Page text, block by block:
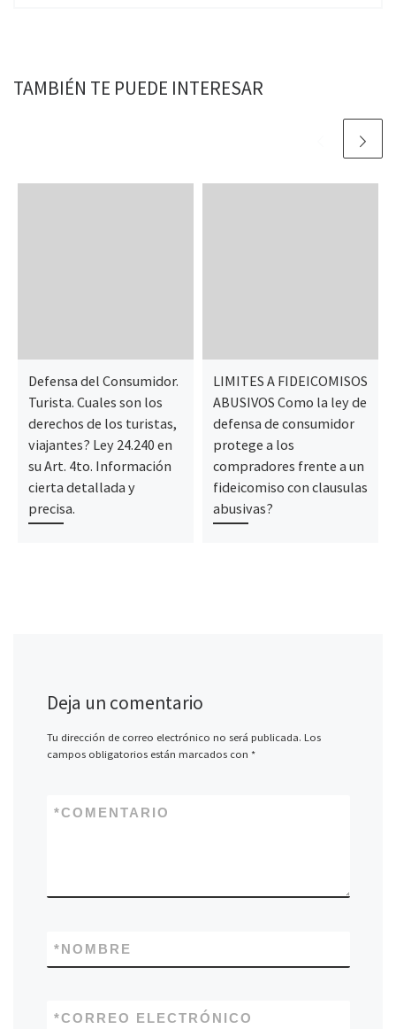
TAMBIÉN TE PUEDE INTERESAR
Defensa del Consumidor.
Turista. Cuales son los
derechos de los turistas,
viajantes? Ley 24.240 en
su Art. 4to. Información
cierta detallada y
precisa.
LIMITES A FIDEICOMISOS
ABUSIVOS Como la ley de
defensa de consumidor
protege a los
compradores frente a un
fideicomiso con clausulas
abusivas?
Deja un comentario
Tu dirección de correo electrónico no será publicada. Los
campos obligatorios están marcados con *
COMENTARIO
*
NOMBRE
*
CORREO ELECTRÓNICO
*